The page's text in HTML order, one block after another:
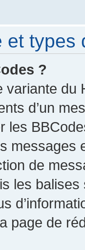
et types
?
variante du
d’un
les
messages
de
les
page de